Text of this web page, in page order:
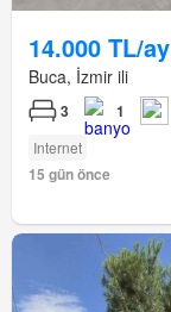
14.000 TL/ay
Buca, İzmir ili
3 1
Internet
15 gün önce